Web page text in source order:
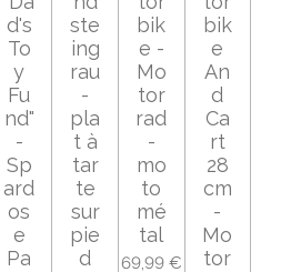
d's
To
y
Fu
nd"
-
Sp
ard
os
e
Pa
ste
ing
rau
-
pla
t à
tar
te
sur
pie
d
bik
e -
Mo
tor
rad
-
mo
to
mé
tal
69,99 €
bik
e
An
d
Ca
rt
28
cm
-
Mo
tor